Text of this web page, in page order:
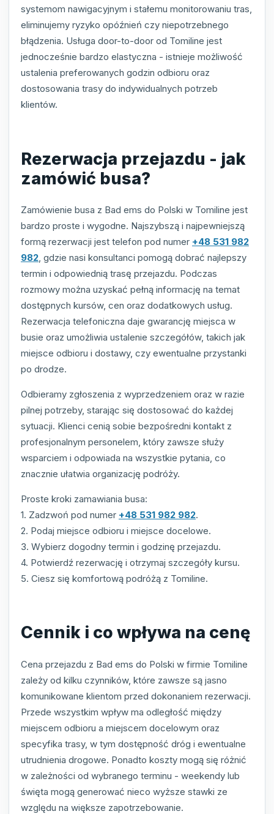
systemom nawigacyjnym i stałemu monitorowaniu tras,
eliminujemy ryzyko opóźnień czy niepotrzebnego
błądzenia. Usługa door-to-door od Tomiline jest
jednocześnie bardzo elastyczna - istnieje możliwość
ustalenia preferowanych godzin odbioru oraz
dostosowania trasy do indywidualnych potrzeb
klientów.
Rezerwacja przejazdu - jak
zamówić busa?
Zamówienie busa z Bad ems do Polski w Tomiline jest
bardzo proste i wygodne. Najszybszą i najpewniejszą
formą rezerwacji jest telefon pod numer +48 531 982
982, gdzie nasi konsultanci pomogą dobrać najlepszy
termin i odpowiednią trasę przejazdu. Podczas
rozmowy można uzyskać pełną informację na temat
dostępnych kursów, cen oraz dodatkowych usług.
Rezerwacja telefoniczna daje gwarancję miejsca w
busie oraz umożliwia ustalenie szczegółów, takich jak
miejsce odbioru i dostawy, czy ewentualne przystanki
po drodze.
Odbieramy zgłoszenia z wyprzedzeniem oraz w razie
pilnej potrzeby, starając się dostosować do każdej
sytuacji. Klienci cenią sobie bezpośredni kontakt z
profesjonalnym personelem, który zawsze służy
wsparciem i odpowiada na wszystkie pytania, co
znacznie ułatwia organizację podróży.
Proste kroki zamawiania busa:
1. Zadzwoń pod numer +48 531 982 982.
2. Podaj miejsce odbioru i miejsce docelowe.
3. Wybierz dogodny termin i godzinę przejazdu.
4. Potwierdź rezerwację i otrzymaj szczegóły kursu.
5. Ciesz się komfortową podróżą z Tomiline.
Cennik i co wpływa na cenę
Cena przejazdu z Bad ems do Polski w firmie Tomiline
zależy od kilku czynników, które zawsze są jasno
komunikowane klientom przed dokonaniem rezerwacji.
Przede wszystkim wpływ ma odległość między
miejscem odbioru a miejscem docelowym oraz
specyfika trasy, w tym dostępność dróg i ewentualne
utrudnienia drogowe. Ponadto koszty mogą się różnić
w zależności od wybranego terminu - weekendy lub
święta mogą generować nieco wyższe stawki ze
względu na większe zapotrzebowanie.